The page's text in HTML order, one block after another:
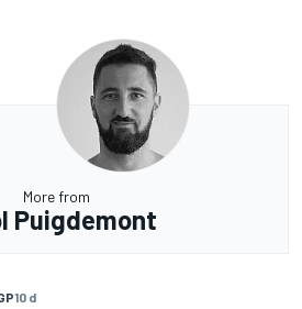
More from
Puigdemont
10 d